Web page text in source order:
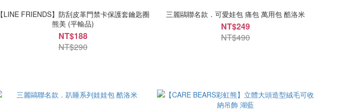
【LINE FRIENDS】防刮皮革門禁卡保護套鑰匙圈
熊美 (平輸品)
NT$188
NT$290
三麗鷗聯名款．可愛娃包 痛包 萬用包 酷洛米
NT$249
NT$490